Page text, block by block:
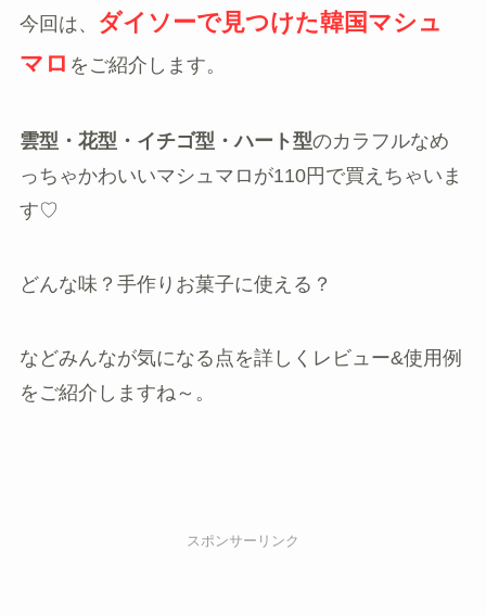
今回は、
ダイソーで見つけた韓国マシュ
マロ をご紹介します。
雲型・花型・イチゴ型・ハート型のカラフルなめ
っちゃかわいいマシュマロが110円で買えちゃいま
す♡
どんな味？手作りお菓子に使える？
などみんなが気になる点を詳しくレビュー&使用例
をご紹介しますね～。
スポンサーリンク